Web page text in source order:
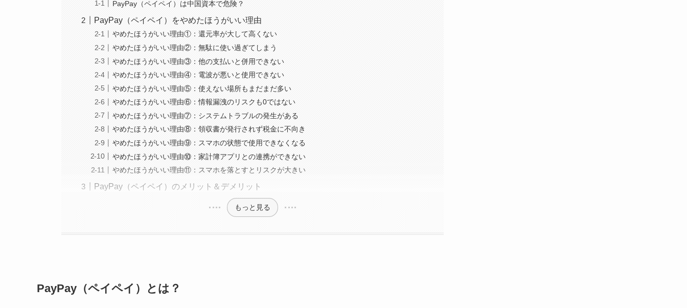
PayPay（ペイペイ）は中国資本で危険？
PayPay（ペイペイ）をやめたほうがいい理由
やめたほうがいい理由①：還元率が大して高くない
やめたほうがいい理由②：無駄に使い過ぎてしまう
やめたほうがいい理由③：他の支払いと併用できない
やめたほうがいい理由④：電波が悪いと使用できない
やめたほうがいい理由⑤：使えない場所もまだまだ多い
やめたほうがいい理由⑥：情報漏洩のリスクも0ではない
やめたほうがいい理由⑦：システムトラブルの発生がある
やめたほうがいい理由⑧：領収書が発行されず税金に不向き
やめたほうがいい理由⑨：スマホの状態で使用できなくなる
やめたほうがいい理由⑩：家計簿アプリとの連携ができない
やめたほうがいい理由⑪：スマホを落とすとリスクが大きい
PayPay（ペイペイ）のメリット＆デメリット
もっと見る
PayPay（ペイペイ）とは？